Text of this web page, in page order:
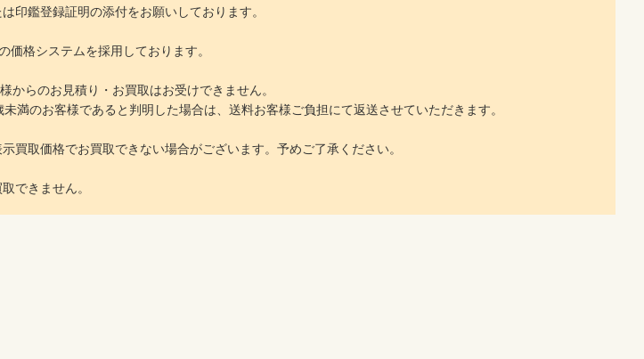
印鑑登録証明の添付をお願いしております。
価格システムを採用しております。
からのお見積り・お買取はお受けできません。
満のお客様であると判明した場合は、送料お客様ご負担にて返送させていただきます。
買取価格でお買取できない場合がございます。予めご了承ください。
できません。